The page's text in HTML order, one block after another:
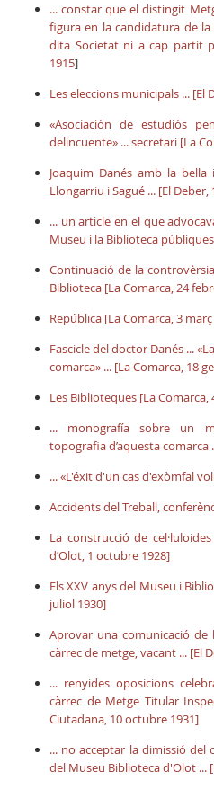
... constar que el distingit
figura en la candidatura de
dita Societat ni a cap partit
1915]
Les eleccions municipals ... [El
«Asociación de estudiós
delincuente» ... secretari [La
Joaquim Danés amb la
Llongarriu i Sagué ... [El Deber,
... un article en el que
Museu i la Biblioteca
Continuació de la
Biblioteca [La Comarca, 24
República [La Comarca, 3
Fascicle del doctor Danés ...
comarca» ... [La Comarca, 18
Les Biblioteques [La Comarca,
... monografía sobre un
topografia d’aquesta comarca
... «L'éxit d'un cas d'exòmfal
Accidents del Treball,
La construcció de
d’Olot, 1 octubre 1928]
Els XXV anys del Museu i
juliol 1930]
Aprovar una comunicació de
càrrec de metge, vacant ... [El
... renyides oposicions
càrrec de Metge Titular
Ciutadana, 10 octubre 1931]
... no acceptar la dimissió del
del Museu Biblioteca d'Olot ...